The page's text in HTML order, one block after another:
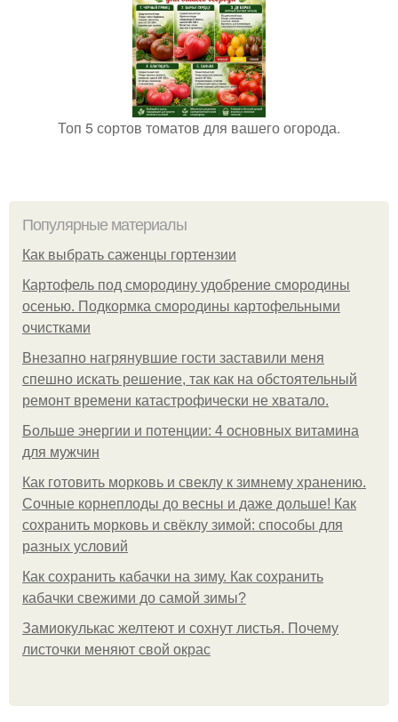
Топ 5 сортов томатов для вашего огорода.
Популярные материалы
Как выбрать саженцы гортензии
Картофель под смородину удобрение смородины
осенью. Подкормка смородины картофельными
очистками
Внезапно нагрянувшие гости заставили меня
спешно искать решение, так как на обстоятельный
ремонт времени катастрофически не хватало.
Больше энергии и потенции: 4 основных витамина
для мужчин
Как готовить морковь и свеклу к зимнему хранению.
Сочные корнеплоды до весны и даже дольше! Как
сохранить морковь и свёклу зимой: способы для
разных условий
Как сохранить кабачки на зиму. Как сохранить
кабачки свежими до самой зимы?
Замиокулькас желтеют и сохнут листья. Почему
листочки меняют свой окрас